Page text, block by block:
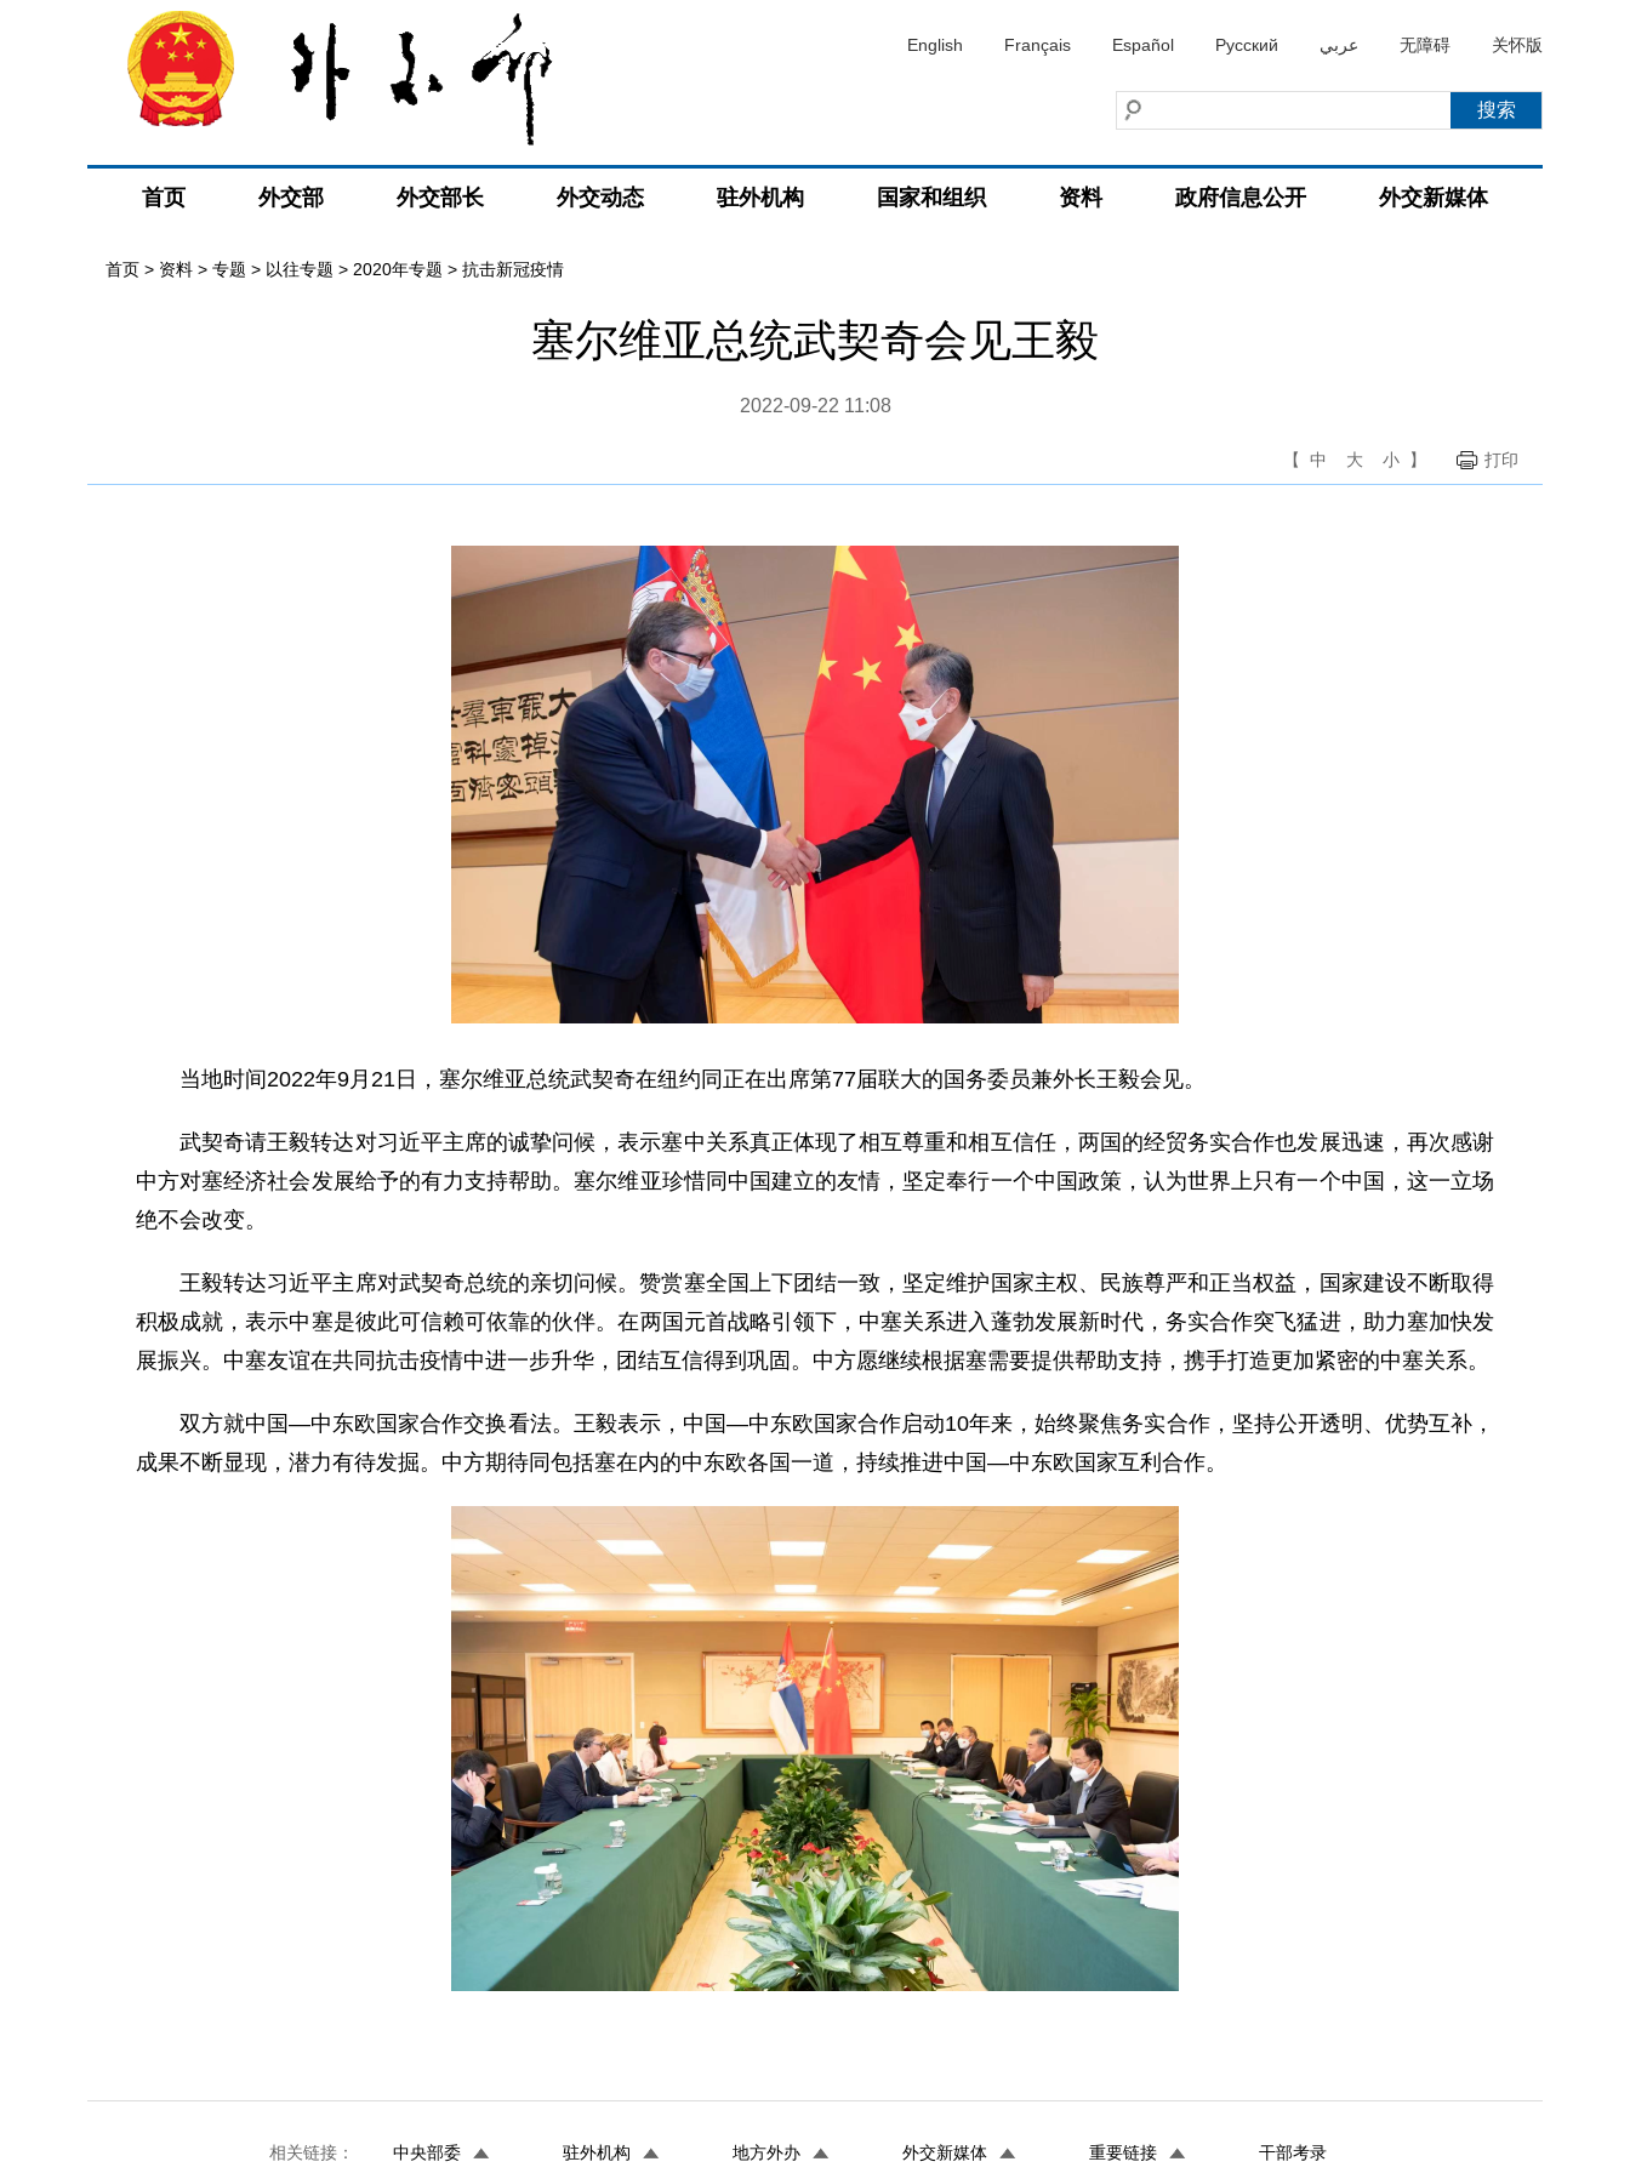
English Français Español Русский عربي 无障碍 关怀版
首页 外交部 外交部长 外交动态 驻外机构 国家和组织 资料 政府信息公开 外交新媒体
首页 > 资料 > 专题 > 以往专题 > 2020年专题 > 抗击新冠疫情
塞尔维亚总统武契奇会见王毅
2022-09-22 11:08
【 中 大 小 】 打印
当地时间2022年9月21日，塞尔维亚总统武契奇在纽约同正在出席第77届联大的国务委员兼外长王毅会见。
武契奇请王毅转达对习近平主席的诚挚问候，表示塞中关系真正体现了相互尊重和相互信任，两国的经贸务实合作也发展迅速，再次感谢
中方对塞经济社会发展给予的有力支持帮助。塞尔维亚珍惜同中国建立的友情，坚定奉行一个中国政策，认为世界上只有一个中国，这一立场
绝不会改变。
王毅转达习近平主席对武契奇总统的亲切问候。赞赏塞全国上下团结一致，坚定维护国家主权、民族尊严和正当权益，国家建设不断取得
积极成就，表示中塞是彼此可信赖可依靠的伙伴。在两国元首战略引领下，中塞关系进入蓬勃发展新时代，务实合作突飞猛进，助力塞加快发
展振兴。中塞友谊在共同抗击疫情中进一步升华，团结互信得到巩固。中方愿继续根据塞需要提供帮助支持，携手打造更加紧密的中塞关系。
双方就中国—中东欧国家合作交换看法。王毅表示，中国—中东欧国家合作启动10年来，始终聚焦务实合作，坚持公开透明、优势互补，
成果不断显现，潜力有待发掘。中方期待同包括塞在内的中东欧各国一道，持续推进中国—中东欧国家互利合作。
相关链接： 中央部委 驻外机构 地方外办 外交新媒体 重要链接 干部考录